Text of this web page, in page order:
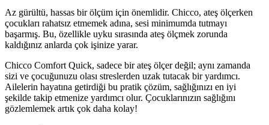
Az gürültü, hassas bir ölçüm için önemlidir. Chicco, ateş ölçerken
çocukları rahatsız etmemek adına, sesi minimumda tutmayı
başarmış. Bu, özellikle uyku sırasında ateş ölçmek zorunda
kaldığınız anlarda çok işinize yarar.
Chicco Comfort Quick, sadece bir ateş ölçer değil; aynı zamanda
sizi ve çocuğunuzu olası streslerden uzak tutacak bir yardımcı.
Ailelerin hayatına getirdiği bu pratik çözüm, sağlığınızı en iyi
şekilde takip etmenize yardımcı olur. Çocuklarınızın sağlığını
gözlemlemek artık çok daha kolay!